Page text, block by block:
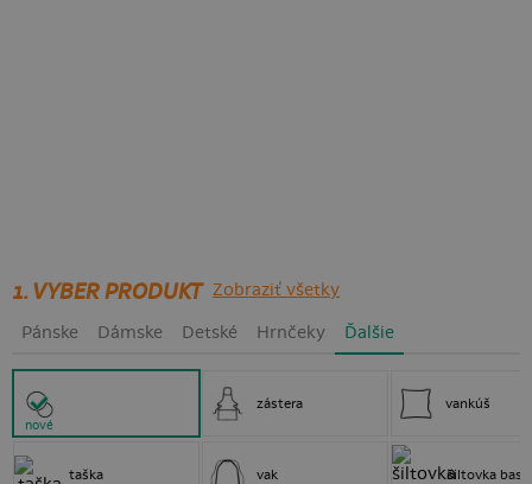
1. VYBER PRODUKT Zobraziť všetky
Pánske Dámske Detské Hrnčeky Ďalšie
nové
taška
zástera
vak
vankúš
šiltovka